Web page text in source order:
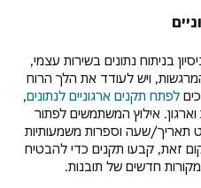
בניתוח נתונים בשירות עצמי,
ויש לעודד את הלך הרוח
לפתח תקנים ארגוניים לנתונים,
אילוץ המשתמשים לפתור
תאריך/שעה וספרות משמעותיות
זאת, קבעו תקנים כדי להבטיח
חדשים של תובנות.